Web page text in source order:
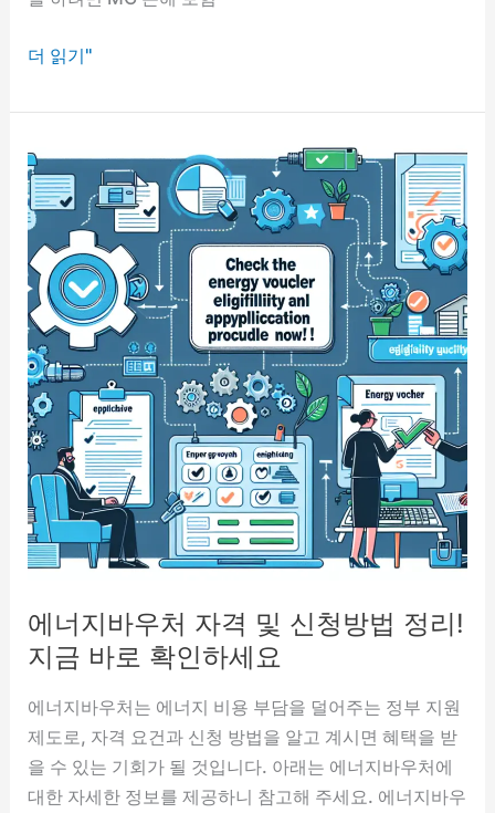
MG
해
험
고
객
센
터:
보
험
청
구
및
해
지
방
법
개
더 읽기"
에너지바우처 자격 및 신청방법 정리!
지금 바로 확인하세요
에너지바우처는 에너지 비용 부담을 덜어주는 정부 지원
제도로, 자격 요건과 신청 방법을 알고 계시면 혜택을 받
을 수 있는 기회가 될 것입니다. 아래는 에너지바우처에
대한 자세한 정보를 제공하니 참고해 주세요. 에너지바우